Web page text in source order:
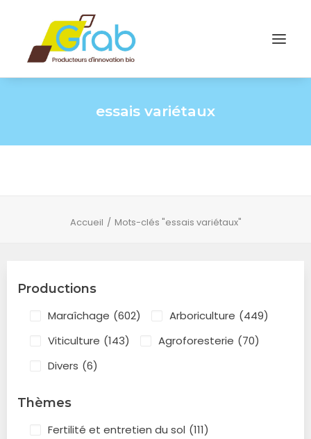
essais variétaux
Accueil Mots-clés "essais variétaux"
Productions
Maraîchage (602) Arboriculture (449)
Viticulture (143) Agroforesterie (70)
Divers (6)
Thèmes
Fertilité et entretien du sol (111)